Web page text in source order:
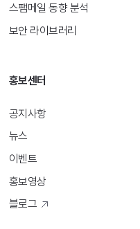
스팸메일 동향 분석
보안 라이브러리
홍보센터
공지사항
뉴스
이벤트
홍보영상
블로그